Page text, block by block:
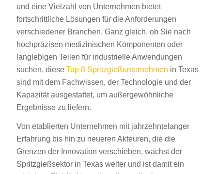
und eine Vielzahl von Unternehmen bietet
fortschrittliche Lösungen für die Anforderungen
verschiedener Branchen. Ganz gleich, ob Sie nach
hochpräzisen medizinischen Komponenten oder
langlebigen Teilen für industrielle Anwendungen
suchen, diese Top 8 Spritzgießunternehmen in Texas
sind mit dem Fachwissen, der Technologie und der
Kapazität ausgestattet, um außergewöhnliche
Ergebnisse zu liefern.
Von etablierten Unternehmen mit jahrzehntelanger
Erfahrung bis hin zu neueren Akteuren, die die
Grenzen der Innovation verschieben, wächst der
Spritzgießsektor in Texas weiter und ist damit ein
ES
JA
KO
PT
CS
DA
NB
EL
SV